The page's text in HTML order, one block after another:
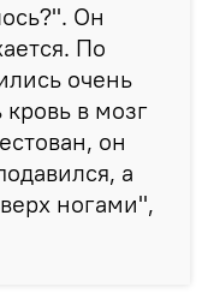
Он
По
очень
в мозг
он
а
ногами",